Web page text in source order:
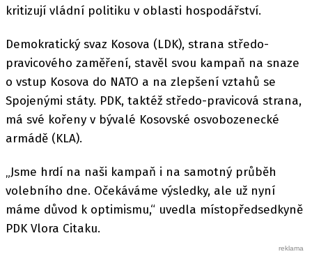
kritizují vládní politiku v oblasti hospodářství.
Demokratický svaz Kosova (LDK), strana středo-
pravicového zaměření, stavěl svou kampaň na snaze
o vstup Kosova do NATO a na zlepšení vztahů se
Spojenými státy. PDK, taktéž středo-pravicová strana,
má své kořeny v bývalé Kosovské osvobozenecké
armádě (KLA).
„Jsme hrdí na naši kampaň i na samotný průběh
volebního dne. Očekáváme výsledky, ale už nyní
máme důvod k optimismu,“ uvedla místopředsedkyně
PDK Vlora Citaku.